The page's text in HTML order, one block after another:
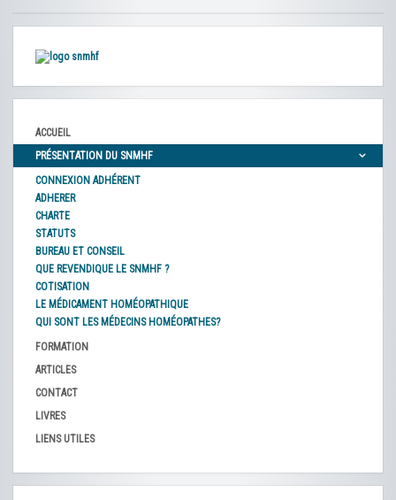
ACCUEIL
PRÉSENTATION DU SNMHF
CONNEXION ADHÉRENT
ADHERER
CHARTE
STATUTS
BUREAU ET CONSEIL
QUE REVENDIQUE LE SNMHF ?
COTISATION
LE MÉDICAMENT HOMÉOPATHIQUE
QUI SONT LES MÉDECINS HOMÉOPATHES?
FORMATION
ARTICLES
CONTACT
LIVRES
LIENS UTILES